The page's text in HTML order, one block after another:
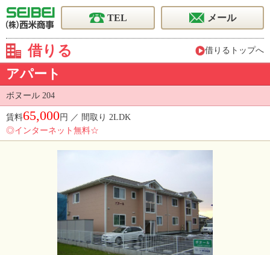
TEL メール
借りる 借りるトップへ
アパート
ボヌール 204
賃料65,000円 ／ 間取り 2LDK
◎インターネット無料☆